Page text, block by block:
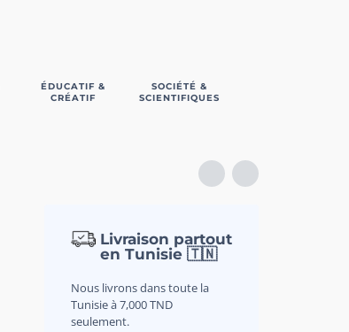
ÉDUCATIF &
CRÉATIF
SOCIÉTÉ &
SCIENTIFIQUES
Livraison partout
en Tunisie 🇹🇳
Nous livrons dans toute la
Tunisie à 7,000 TND
seulement.